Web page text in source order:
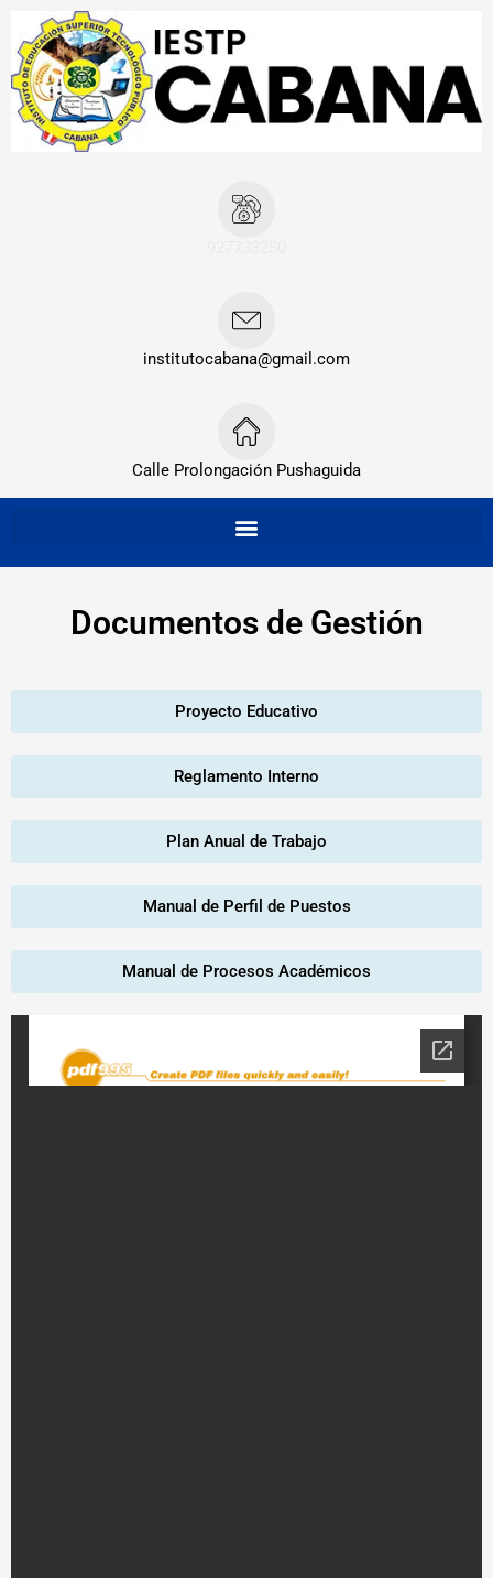
contenido
institutocabana@gmail.com
Calle Prolongación Pushaguida
Documentos de Gestión
Proyecto Educativo
Reglamento Interno
Plan Anual de Trabajo
Manual de Perfil de Puestos
Manual de Procesos Académicos